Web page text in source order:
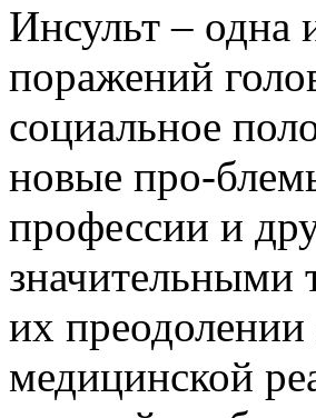
Инсульт – одна
поражений
социальное
новые про-
профессии и
значительными
их преодолении
медицинской